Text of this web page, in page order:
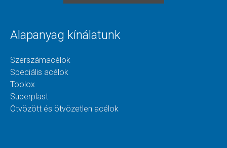
Alapanyag kínálatunk
Szerszámacélok
Speciális acélok
Toolox
Superplast
Ötvözött és ötvözetlen acélok